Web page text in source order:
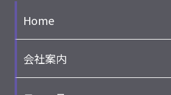
Home
会社案内